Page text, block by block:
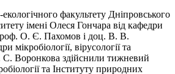
факультету Дніпровського
імені Олеся Гончара від кафедри
проф. О. Є. Пахомов і доц. В. В.
мікробіології, вірусології та
С. Воронкова здійснили тижневий
та Інституту природних